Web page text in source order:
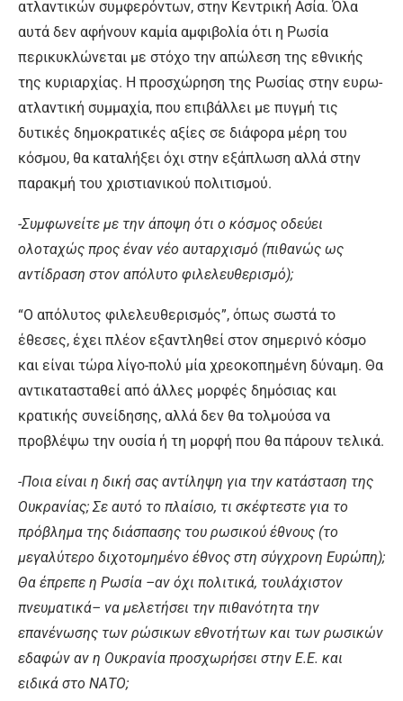
ατλαντικών συμφερόντων, στην Κεντρική Ασία. Όλα
αυτά δεν αφήνουν καμία αμφιβολία ότι η Ρωσία
περικυκλώνεται με στόχο την απώλεση της εθνικής
της κυριαρχίας. Η προσχώρηση της Ρωσίας στην ευρω-
ατλαντική συμμαχία, που επιβάλλει με πυγμή τις
δυτικές δημοκρατικές αξίες σε διάφορα μέρη του
κόσμου, θα καταλήξει όχι στην εξάπλωση αλλά στην
παρακμή του χριστιανικού πολιτισμού.
-Συμφωνείτε με την άποψη ότι ο κόσμος οδεύει
ολοταχώς προς έναν νέο αυταρχισμό (πιθανώς ως
αντίδραση στον απόλυτο φιλελευθερισμό);
“Ο απόλυτος φιλελευθερισμός”, όπως σωστά το
έθεσες, έχει πλέον εξαντληθεί στον σημερινό κόσμο
και είναι τώρα λίγο-πολύ μία χρεοκοπημένη δύναμη. Θα
αντικατασταθεί από άλλες μορφές δημόσιας και
κρατικής συνείδησης, αλλά δεν θα τολμούσα να
προβλέψω την ουσία ή τη μορφή που θα πάρουν τελικά.
-Ποια είναι η δική σας αντίληψη για την κατάσταση της
Ουκρανίας; Σε αυτό το πλαίσιο, τι σκέφτεστε για το
πρόβλημα της διάσπασης του ρωσικού έθνους (το
μεγαλύτερο διχοτομημένο έθνος στη σύγχρονη Ευρώπη);
Θα έπρεπε η Ρωσία –αν όχι πολιτικά, τουλάχιστον
πνευματικά– να μελετήσει την πιθανότητα την
επανένωσης των ρώσικων εθνοτήτων και των ρωσικών
εδαφών αν η Ουκρανία προσχωρήσει στην Ε.Ε. και
ειδικά στο ΝΑΤΟ;